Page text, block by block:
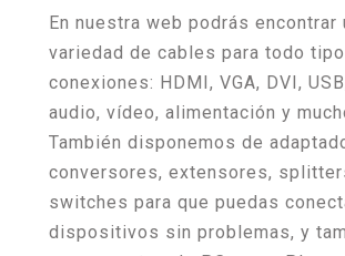
En nuestra web podrás encontrar
variedad de cables para todo
conexiones: HDMI, VGA, DVI,
audio, vídeo, alimentación y
También disponemos de
conversores, extensores,
switches para que puedas
dispositivos sin problemas, y